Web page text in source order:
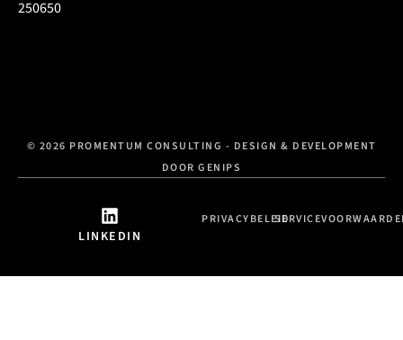
250650
© 2026 PROMENTUM CONSULTING - DESIGN & DEVELOPMENT
DOOR GENIPS
LINKEDIN
PRIVACYBELEID